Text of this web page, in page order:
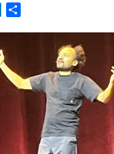
LinkedIn